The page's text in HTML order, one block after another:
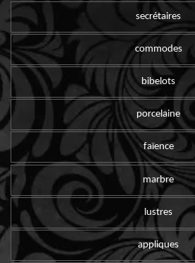
secrétaires
commodes
bibelots
porcelaine
faïence
marbre
lustres
appliques